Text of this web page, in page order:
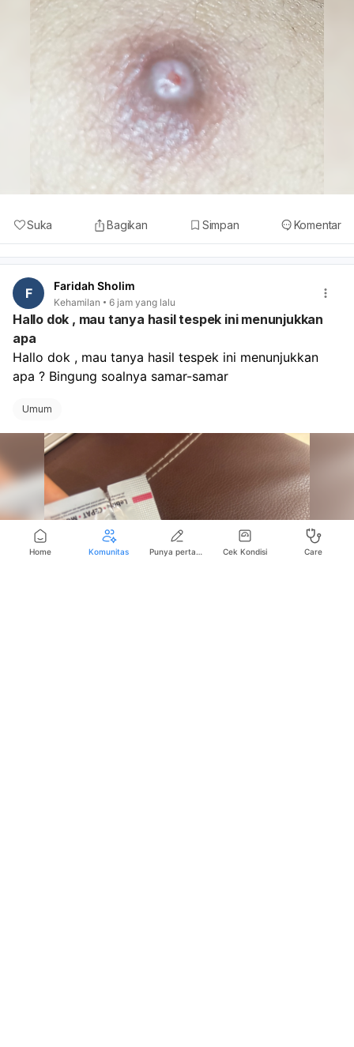
Suka Bagikan Simpan Komentar
F Faridah Sholim
Kehamilan 6 jam yang lalu
Hallo dok , mau tanya hasil tespek ini menunjukkan
apa
Hallo dok , mau tanya hasil tespek ini menunjukkan
apa ? Bingung soalnya samar-samar
Umum
Home Komunitas Punya pertanyaan seputar kesehatan? Cek Kondisi Care